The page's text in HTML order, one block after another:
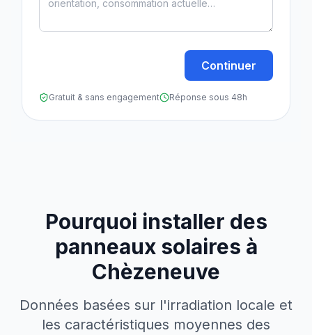
Continuer
Gratuit & sans engagement Réponse sous 48h
Pourquoi installer des
panneaux solaires à
Chèzeneuve
Données basées sur l'irradiation locale et
les caractéristiques moyennes des